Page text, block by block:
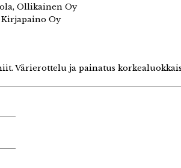
Ollikainen Oy
Oy
Värierottelu ja painatus